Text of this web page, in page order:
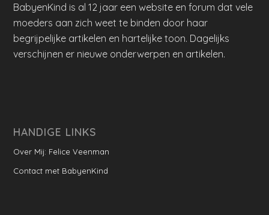
BabyenKind is al 12 jaar een website en forum dat vele
moeders aan zich weet te binden door haar
begrijpelijke artikelen en hartelijke toon. Dagelijks
verschijnen er nieuwe onderwerpen en artikelen.
HANDIGE LINKS
Over Mij: Felice Veenman
Contact met BabyenKind